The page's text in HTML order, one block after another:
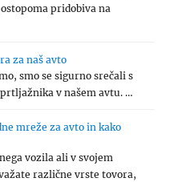
pridobiva na
za naš avto
smo se sigurno srečali s
v našem avtu. …
mreže za avto in kako
vozila ali v svojem
različne vrste tovora,